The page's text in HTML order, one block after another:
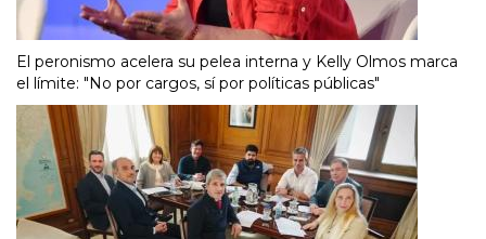
El peronismo acelera su pelea interna y Kelly Olmos marca
el límite: "No por cargos, sí por políticas públicas"